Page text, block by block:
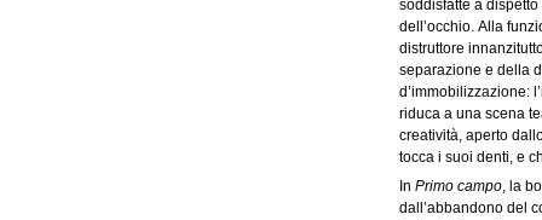
soddisfatte a
dell’occhio. Alla
distruttore
separazione e della
d’immobilizzazione:
riduca a una scena
creatività, aperto
tocca i suoi denti, e
In Primo campo, la
dall’abbandono del